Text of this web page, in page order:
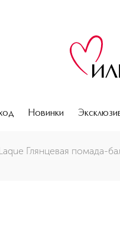
Новинки
Глянцевая помада-